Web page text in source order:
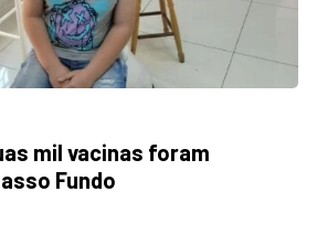
mil vacinas foram
Fundo